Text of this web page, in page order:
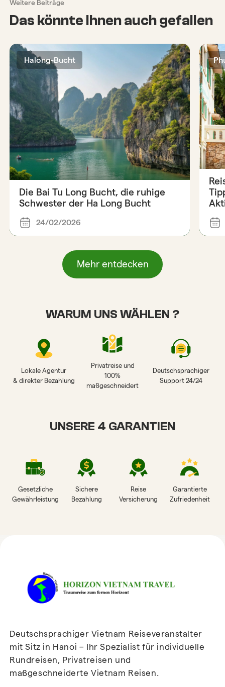
Weitere Beiträge
Das könnte Ihnen auch gefallen
Halong-Bucht
Die Bai Tu Long Bucht, die ruhige
Schwester der Ha Long Bucht
24/02/2026
Mehr entdecken
WARUM UNS WÄHLEN ?
Lokale Agentur
& direkter Bezahlung
Privatreise und
100%
maßgeschneidert
Deutschsprachiger
Support 24/24
UNSERE 4 GARANTIEN
Gesetzliche
Gewährleistung
Sichere
Bezahlung
Reise
Versicherung
Garantierte
Zufriedenheit
Newsletterabonnieren
Deutschsprachiger Vietnam Reiseveranstalter
mit Sitz in Hanoi – Ihr Spezialist für individuelle
Rundreisen, Privatreisen und
maßgeschneiderte Vietnam Reisen.